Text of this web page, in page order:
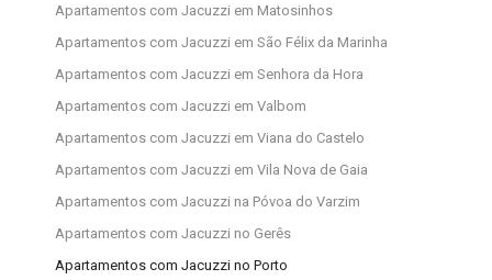
Apartamentos com Jacuzzi em Matosinhos
Apartamentos com Jacuzzi em São Félix da Marinha
Apartamentos com Jacuzzi em Senhora da Hora
Apartamentos com Jacuzzi em Valbom
Apartamentos com Jacuzzi em Viana do Castelo
Apartamentos com Jacuzzi em Vila Nova de Gaia
Apartamentos com Jacuzzi na Póvoa do Varzim
Apartamentos com Jacuzzi no Gerês
Apartamentos com Jacuzzi no Porto